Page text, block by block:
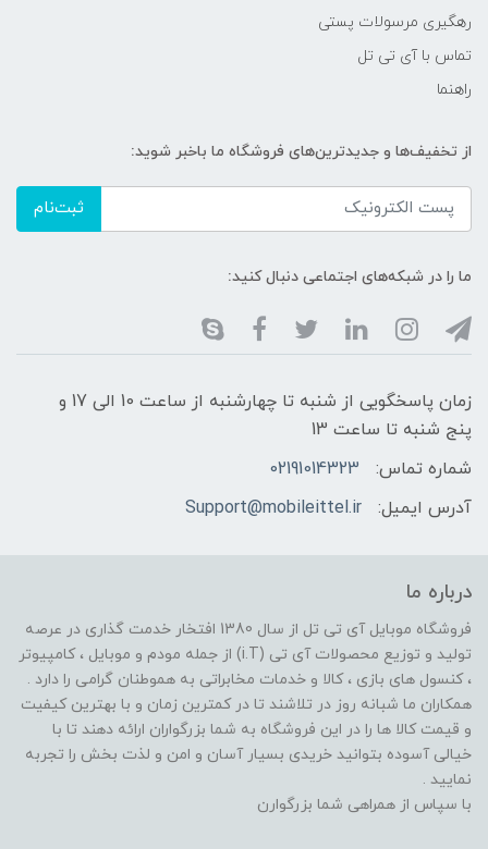
رهگیری مرسولات پستی
تماس با آی تی تل
راهنما
از تخفیف‌ها و جدیدترین‌های فروشگاه ما باخبر شوید:
ثبت‌نام
ما را در شبکه‌های اجتماعی دنبال کنید:
زمان پاسخگویی از شنبه تا چهارشنبه از ساعت 10 الی 17 و
پنج شنبه تا ساعت 13
شماره تماس:
02191014323
آدرس ایمیل:
Support@mobileittel.ir
درباره ما
فروشگاه موبایل آی تی تل از سال 1380 افتخار خدمت گذاری در عرصه
تولید و توزیع محصولات آی تی (i.T) از جمله مودم و موبایل ، کامپیوتر
، کنسول های بازی ، کالا و خدمات مخابراتی به هموطنان گرامی را دارد .
همکاران ما شبانه روز در تلاشند تا در کمترین زمان و با بهترین کیفیت
و قیمت کالا ها را در این فروشگاه به شما بزرگواران ارائه دهند تا با
خیالی آسوده بتوانید خریدی بسیار آسان و امن و لذت بخش را تجربه
نمایید .
با سپاس از همراهی شما بزرگوارن